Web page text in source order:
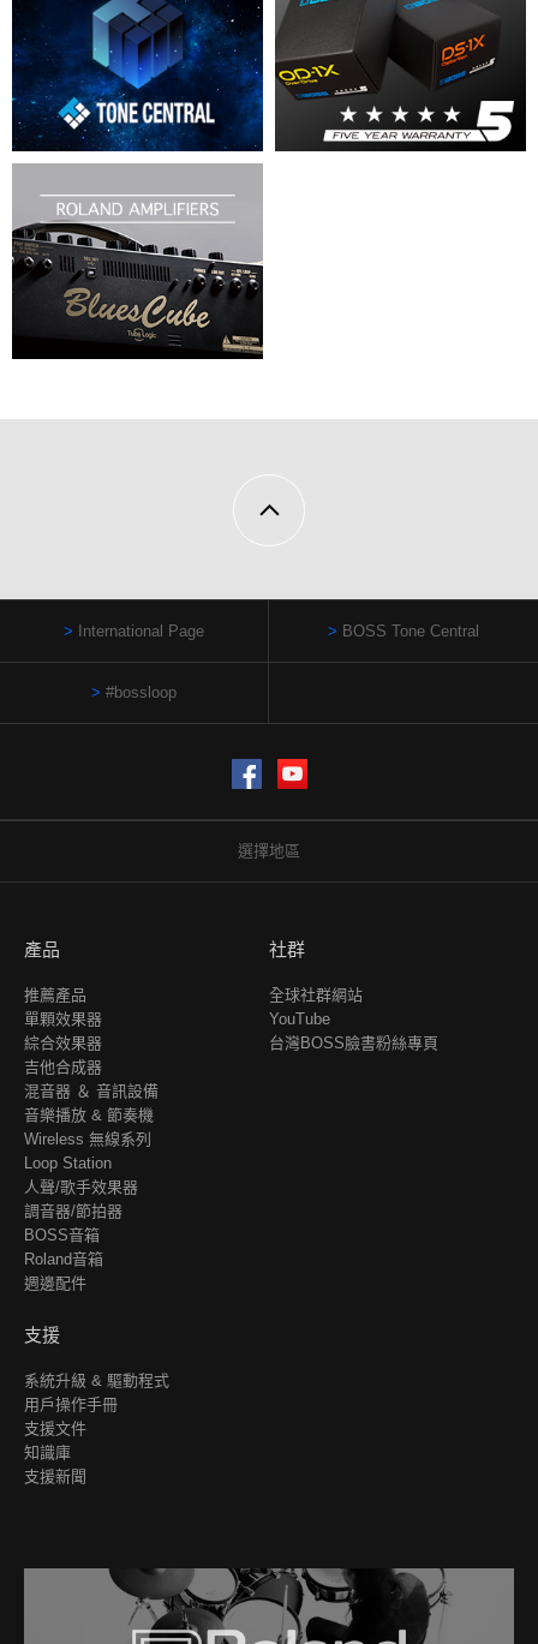
International Page BOSS Tone Central
#bossloop
Facebook
選擇地區
產品
推薦產品
單顆效果器
綜合效果器
吉他合成器
混音器 ＆ 音訊設備
音樂播放 & 節奏機
Wireless 無線系列
Loop Station
人聲/歌手效果器
調音器/節拍器
BOSS音箱
Roland音箱
週邊配件
社群
全球社群網站
YouTube
台灣BOSS臉書粉絲專頁
支援
系統升級 & 驅動程式
用戶操作手冊
支援文件
知識庫
支援新聞